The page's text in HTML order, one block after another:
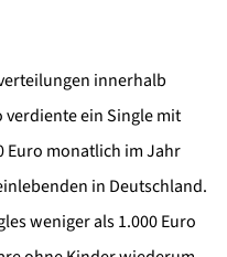
innerhalb
verdiente ein Single mit
Euro monatlich im Jahr
in Deutschland.
weniger als 1.000 Euro